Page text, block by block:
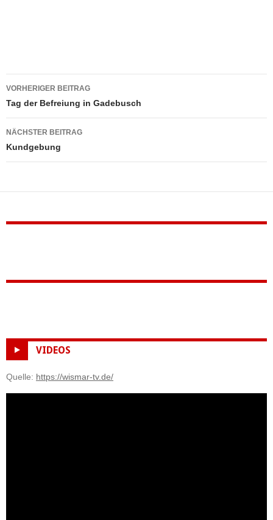
Beitragsnavigation
VORHERIGER BEITRAG
Tag der Befreiung in Gadebusch
NÄCHSTER BEITRAG
Kundgebung
VIDEOS
Quelle: https://wismar-tv.de/